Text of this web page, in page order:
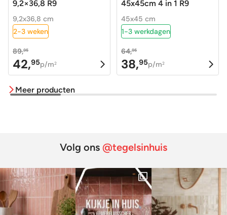
9,2×36,8 R9
9,2x36,8 cm
2-3 weken
89,95
Oorspronkelijke
prijs
was:
42,95
Huidige
prijs
is:
p/m2
45x45cm 4 in 1 R9
45x45 cm
1-3 werkdagen
64,95
Oorspronkelijke
prijs
38,95
Huidige
prijs
p/m2
Meer producten
Volg ons @tegelsinhuis